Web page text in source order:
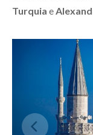
Turquia e